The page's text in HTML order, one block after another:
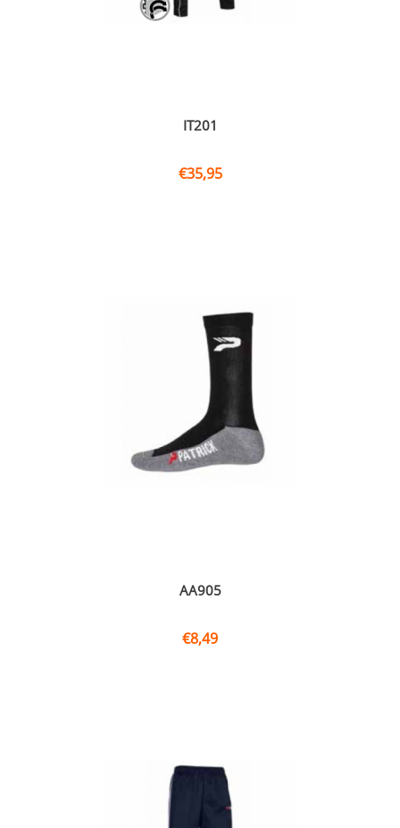
IT201
€35,95
AA905
€8,49